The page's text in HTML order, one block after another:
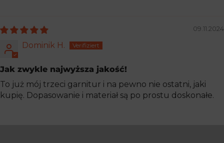
09.11.2024
Dominik H.
Jak zwykle najwyższa jakość!
To już mój trzeci garnitur i na pewno nie ostatni, jaki
kupię. Dopasowanie i materiał są po prostu doskonałe.